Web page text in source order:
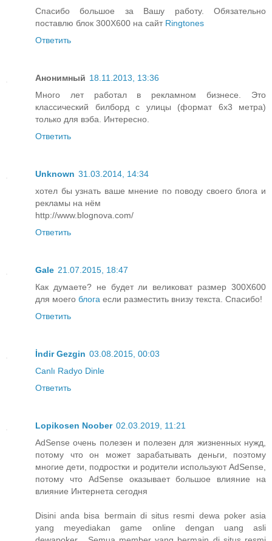
Спасибо большое за Вашу работу. Обязательно
поставлю блок 300Х600 на сайт Ringtones
Ответить
Анонимный 18.11.2013, 13:36
Много лет работал в рекламном бизнесе. Это
классический билборд с улицы (формат 6x3 метра)
только для вэба. Интересно.
Ответить
Unknown 31.03.2014, 14:34
хотел бы узнать ваше мнение по поводу своего блога и
рекламы на нём
http://www.blognova.com/
Ответить
Gale 21.07.2015, 18:47
Как думаете? не будет ли великоват размер 300Х600
для моего блога если разместить внизу текста. Спасибо!
Ответить
İndir Gezgin 03.08.2015, 00:03
Canlı Radyo Dinle
Ответить
Lopikosen Noober 02.03.2019, 11:21
AdSense очень полезен и полезен для жизненных нужд,
потому что он может зарабатывать деньги, поэтому
многие дети, подростки и родители используют AdSense,
потому что AdSense оказывает большое влияние на
влияние Интернета сегодня
Disini anda bisa bermain di situs resmi dewa poker asia
yang meyediakan game online dengan uang asli